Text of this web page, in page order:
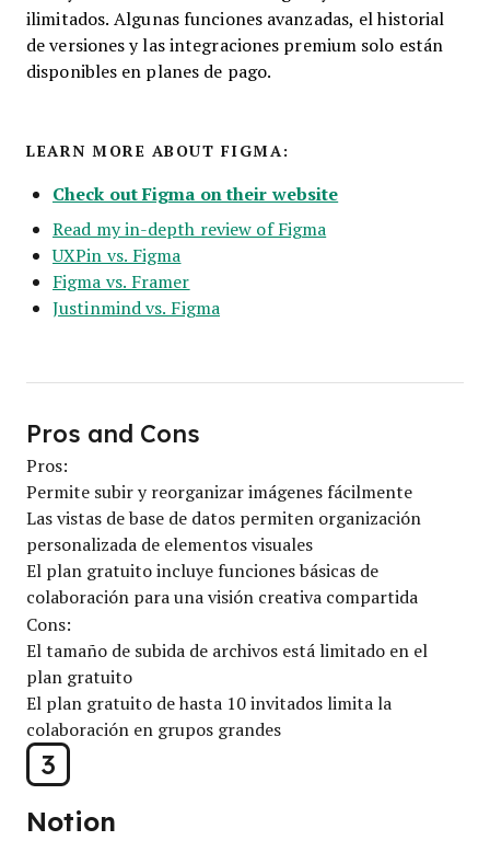
ilimitados. Algunas funciones avanzadas, el historial
de versiones y las integraciones premium solo están
disponibles en planes de pago.
LEARN MORE ABOUT FIGMA:
Check out Figma on their website
Read my in-depth review of Figma
UXPin vs. Figma
Figma vs. Framer
Justinmind vs. Figma
3
Notion
Pros and Cons
Pros:
Permite subir y reorganizar imágenes fácilmente
Las vistas de base de datos permiten organización
personalizada de elementos visuales
El plan gratuito incluye funciones básicas de
colaboración para una visión creativa compartida
Cons:
El tamaño de subida de archivos está limitado en el
plan gratuito
El plan gratuito de hasta 10 invitados limita la
colaboración en grupos grandes